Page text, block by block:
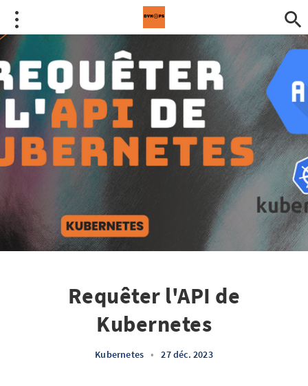
Requêter l'API de
Kubernetes
Kubernetes • 27 déc. 2023